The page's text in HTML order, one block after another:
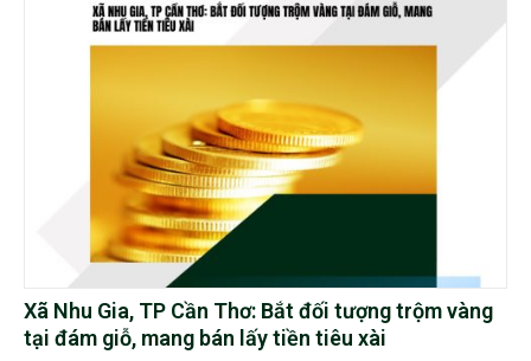
Xã Nhu Gia, TP Cần Thơ: Bắt đối tượng trộm vàng
tại đám giỗ, mang bán lấy tiền tiêu xài